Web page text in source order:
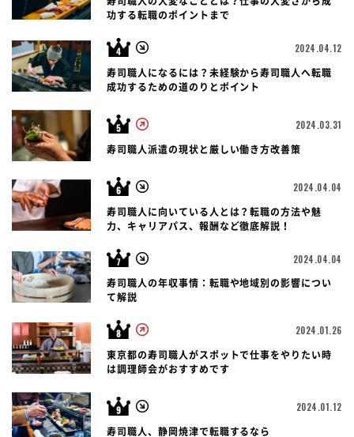
功する転職のポイントまで
2024.04.12
寿司職人になるには？未経験から寿司職人へ転職
成功するための道のりとポイント
2024.03.31
寿司職人派遣の現状と厳しい働き方改善策
2024.04.04
寿司職人に向いている人とは？転職の方法や魅
力、キャリアパス、報酬など徹底解説！
2024.04.04
寿司職人の年収事情：転職や地域別の影響につい
て解説
2024.01.26
東京都の寿司職人がスポットで仕事をやりたい時
は調理師会がおすすめです
2024.01.12
寿司職人、静岡焼津で転職するなら